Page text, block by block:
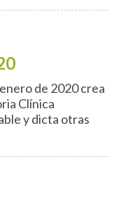
de 2020 crea
Clínica
y dicta otras